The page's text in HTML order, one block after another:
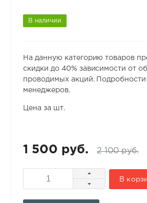
В наличии
На данную категорию товаров
скидки до 40% зависимости от
проводимых акций. Подробности
менеджеров.
Цена за шт.
1 500 руб. 2 100 руб.
В